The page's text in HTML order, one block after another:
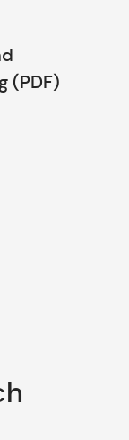
(PDF)